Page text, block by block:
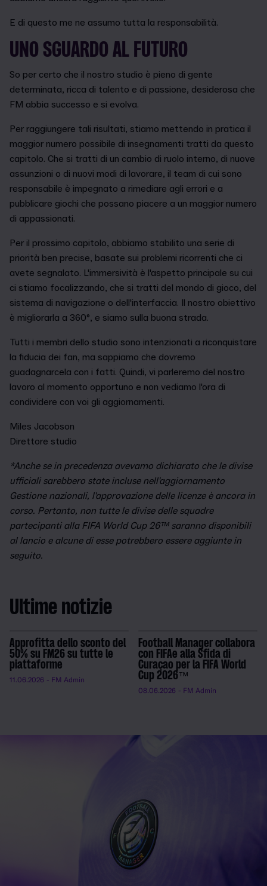
E di questo me ne assumo tutta la responsabilità.
UNO SGUARDO AL FUTURO
So per certo che il nostro studio è pieno di gente
determinata, ricca di talento e di passione, desiderosa che
FM abbia successo e si evolva.
Per raggiungere tali risultati, stiamo mettendo in pratica il
maggior numero possibile di insegnamenti tratti da questo
capitolo. Che si tratti di un cambio di ruolo interno, di nuove
assunzioni o di nuovi modi di lavorare, il team di cui sono
responsabile è impegnato a rimediare agli errori e a
pubblicare giochi che possano piacere a un maggior numero
di appassionati.
Per il prossimo capitolo, abbiamo stabilito una serie di
priorità ben precise, basate sui problemi ricorrenti che ci
avete segnalato. L'immersività è l'aspetto principale su cui
ci stiamo focalizzando, che si tratti del mondo di gioco, del
sistema di navigazione o dell'interfaccia. Il nostro obiettivo
è migliorarla a 360°, e siamo sulla buona strada.
Tutti i membri dello studio sono intenzionati a riconquistare
la fiducia dei fan, ma sappiamo che dovremo
guadagnarcela con i fatti. Quindi, vi parleremo del nostro
lavoro al momento opportuno e non vediamo l'ora di
condividere con voi gli aggiornamenti.
Miles Jacobson
Direttore studio
*Anche se in precedenza avevamo dichiarato che le divise
ufficiali sarebbero state incluse nell'aggiornamento
Gestione nazionali, l'approvazione delle licenze è ancora in
corso. Pertanto, non tutte le divise delle squadre
partecipanti alla FIFA World Cup 26™ saranno disponibili
al lancio e alcune di esse potrebbero essere aggiunte in
seguito.
Ultime notizie
Approfitta dello sconto del
50% su FM26 su tutte le
piattaforme
11.06.2026 - FM Admin
Football Manager collabora
con FIFAe alla Sfida di
Curaçao per la FIFA World
Cup 2026™
08.06.2026 - FM Admin